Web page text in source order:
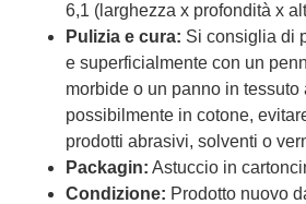
6,1 (larghezza x profondità x
Pulizia e cura: Si consiglia di
e superficialmente con un
morbide o un panno in tessuto
possibilmente in cotone,
prodotti abrasivi, solventi o
Packagin: Astuccio in
Condizione: Prodotto nuovo